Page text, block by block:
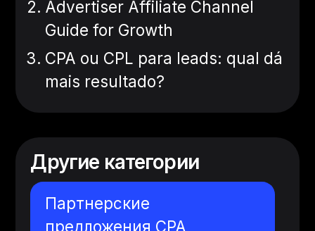
Advertiser Affiliate Channel
Guide for Growth
CPA ou CPL para leads: qual dá
mais resultado?
Другие категории
Партнерские
предложения CPA